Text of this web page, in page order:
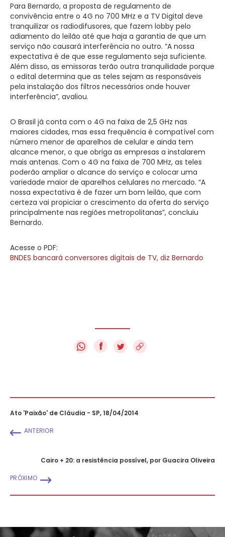
Para Bernardo, a proposta de regulamento de
convivência entre o 4G no 700 MHz e a TV Digital deve
tranquilizar os radiodifusores, que fazem lobby pelo
adiamento do leilão até que haja a garantia de que um
serviço não causará interferência no outro. “A nossa
expectativa é de que esse regulamento seja suficiente.
Além disso, as emissoras terão outra tranquilidade porque
o edital determina que as teles sejam as responsáveis
pela instalação dos filtros necessários onde houver
interferência”, avaliou.
O Brasil já conta com o 4G na faixa de 2,5 GHz nas
maiores cidades, mas essa frequência é compatível com
número menor de aparelhos de celular e ainda tem
alcance menor, o que obriga as empresas a instalarem
mais antenas. Com o 4G na faixa de 700 MHz, as teles
poderão ampliar o alcance do serviço e colocar uma
variedade maior de aparelhos celulares no mercado. “A
nossa expectativa é de fazer um bom leilão, que com
certeza vai propiciar o crescimento da oferta do serviço
principalmente nas regiões metropolitanas”, concluiu
Bernardo.
Acesse o PDF:
BNDES bancará conversores digitais de TV, diz Bernardo
f
Ato 'Paixão' de Cláudia - SP, 18/04/2014
ANTERIOR
Cairo + 20: a resistência possível, por Guacira Oliveira
PRÓXIMO